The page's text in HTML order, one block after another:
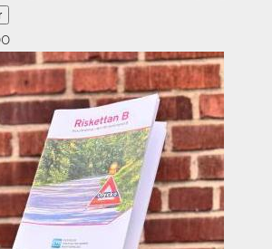
inga lektioner pga
Avbokning ska ske senast
book yourself with Thomas or